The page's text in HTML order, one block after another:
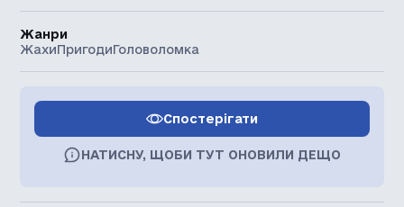
Жанри
ЖахиПригодиГоловоломка
Спостерігати
НАТИСНУ, ЩОБИ ТУТ ОНОВИЛИ ДЕЩО